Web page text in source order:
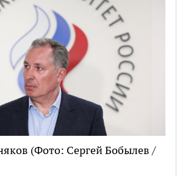
(Фото: Сергей Бобылев /